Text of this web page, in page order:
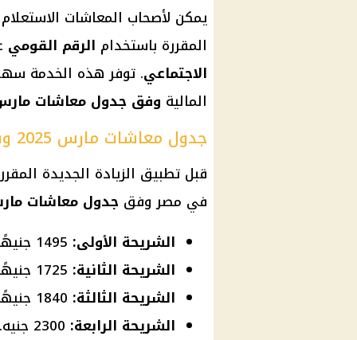
يمكن لأصحاب المعاشات
المقررة باستخدام الرقم القومي
الاجتماعي. توفر هذه الخدمة
المالية وفق جدول معاشات مارس
جدول معاشات مارس 2025 وقيمة شرائح المعاشات
قبل تطبيق الزيادة الجديدة
في مصر وفق جدول معاشات
الشريحة الأولى:
الشريحة الثانية:
الشريحة الثالثة:
الشريحة الرابعة: